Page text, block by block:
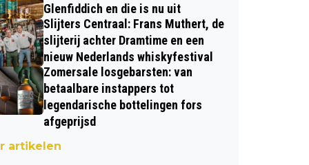
Glenfiddich en die is nu uit
Slijters Centraal: Frans Muthert, de
slijterij achter Dramtime en een
nieuw Nederlands whiskyfestival
Zomersale losgebarsten: van
betaalbare instappers tot
legendarische bottelingen fors
afgeprijsd
artikelen